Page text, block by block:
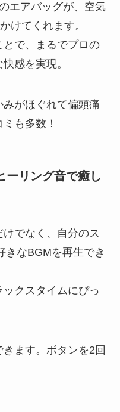
エアバッグが、空気
けてくれます。
で、まるでプロの
感を実現。
みがほぐれて偏頭痛
も多数！
リング音で癒し
でなく、自分のス
きなBGMを再生でき
クスタイムにぴっ
ます。ボタンを2回